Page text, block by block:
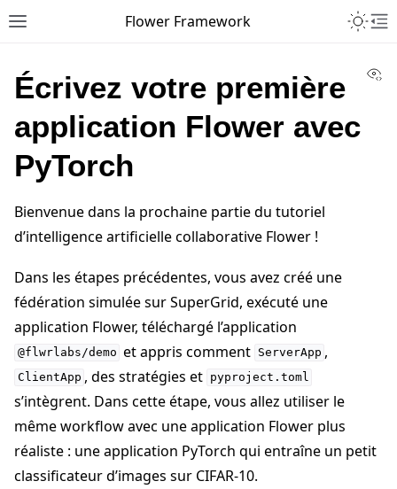
Toggle site navigation sidebar
Flower Framework
Écrivez votre première
application Flower avec
PyTorch
Bienvenue dans la prochaine partie du tutoriel
d’intelligence artificielle collaborative Flower !
Dans les étapes précédentes, vous avez créé une
fédération simulée sur SuperGrid, exécuté une
application Flower, téléchargé l’application
@flwrlabs/demo et appris comment ServerApp ,
ClientApp , des stratégies et pyproject.toml
s’intègrent. Dans cette étape, vous allez utiliser le
même workflow avec une application Flower plus
réaliste : une application PyTorch qui entraîne un petit
classificateur d’images sur CIFAR-10.